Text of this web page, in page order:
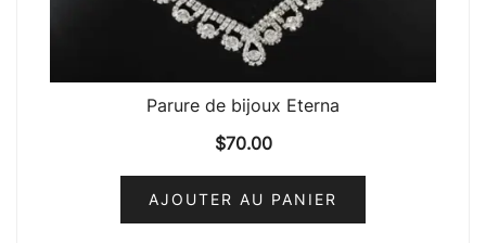
Parure de bijoux Eterna
$70.00
AJOUTER AU PANIER